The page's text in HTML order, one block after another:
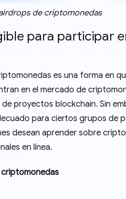
de criptomonedas
para participar
es una forma en
en el mercado de
proyectos blockchain. Sin
para ciertos grupos de
desean aprender sobre
en línea.
criptomonedas